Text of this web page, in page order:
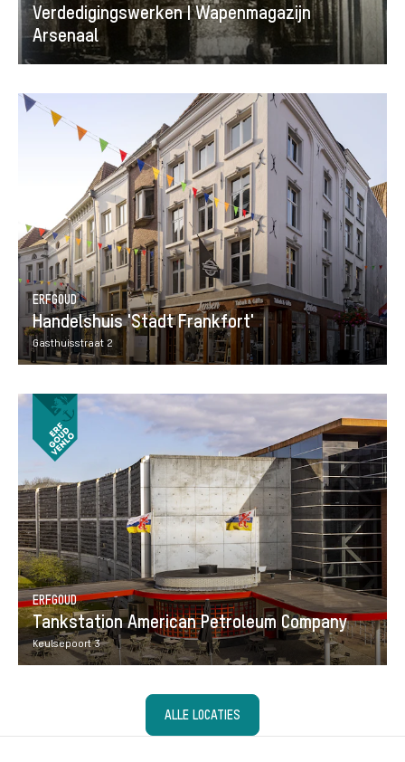
Verdedigingswerken | Wapenmagazijn
Arsenaal
ERFGOUD
Handelshuis 'Stadt Frankfort'
Gasthuisstraat 2
ERFGOUD
Tankstation American Petroleum Company
Keulsepoort 3
ALLE LOCATIES